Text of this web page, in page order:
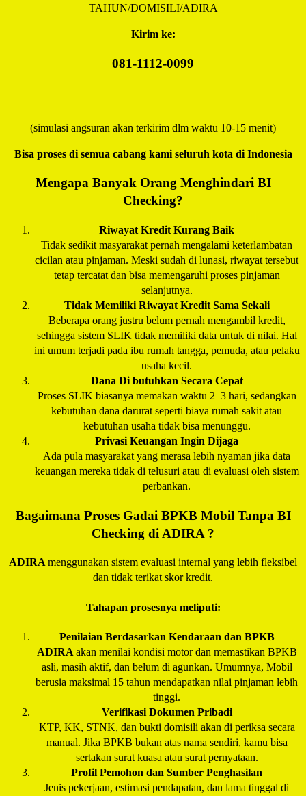
TAHUN/DOMISILI/ADIRA
Kirim ke:
081-1112-0099
(simulasi angsuran akan terkirim dlm waktu 10-15 menit)
Bisa proses di semua cabang kami seluruh kota di Indonesia
Mengapa Banyak Orang Menghindari BI
Checking?
Riwayat Kredit Kurang Baik
Tidak sedikit masyarakat pernah mengalami keterlambatan
cicilan atau pinjaman. Meski sudah di lunasi, riwayat tersebut
tetap tercatat dan bisa memengaruhi proses pinjaman
selanjutnya.
Tidak Memiliki Riwayat Kredit Sama Sekali
Beberapa orang justru belum pernah mengambil kredit,
sehingga sistem SLIK tidak memiliki data untuk di nilai. Hal
ini umum terjadi pada ibu rumah tangga, pemuda, atau pelaku
usaha kecil.
Dana Di butuhkan Secara Cepat
Proses SLIK biasanya memakan waktu 2–3 hari, sedangkan
kebutuhan dana darurat seperti biaya rumah sakit atau
kebutuhan usaha tidak bisa menunggu.
Privasi Keuangan Ingin Dijaga
Ada pula masyarakat yang merasa lebih nyaman jika data
keuangan mereka tidak di telusuri atau di evaluasi oleh sistem
perbankan.
Bagaimana Proses Gadai BPKB Mobil Tanpa BI
Checking di ADIRA ?
ADIRAmenggunakan sistem evaluasi internal yang lebih fleksibel
dan tidak terikat skor kredit.
Tahapan prosesnya meliputi:
Penilaian Berdasarkan Kendaraan dan BPKB
ADIRA akan menilai kondisi motor dan memastikan BPKB
asli, masih aktif, dan belum di agunkan. Umumnya, Mobil
berusia maksimal 15 tahun mendapatkan nilai pinjaman lebih
tinggi.
Verifikasi Dokumen Pribadi
KTP, KK, STNK, dan bukti domisili akan di periksa secara
manual. Jika BPKB bukan atas nama sendiri, kamu bisa
sertakan surat kuasa atau surat pernyataan.
Profil Pemohon dan Sumber Penghasilan
Jenis pekerjaan, estimasi pendapatan, dan lama tinggal di